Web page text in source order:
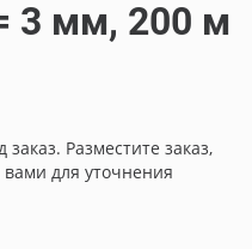
3 мм, 200 м
Разместите заказ,
для уточнения